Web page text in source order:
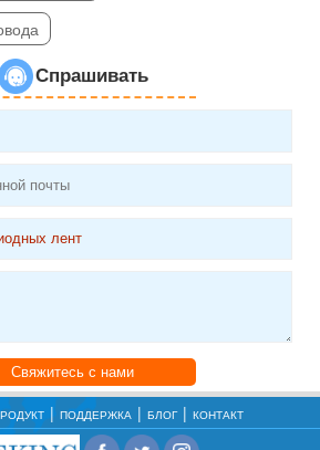
Спрашивать
Свяжитесь с нами
ПОДДЕРЖКА БЛОГ КОНТАКТ